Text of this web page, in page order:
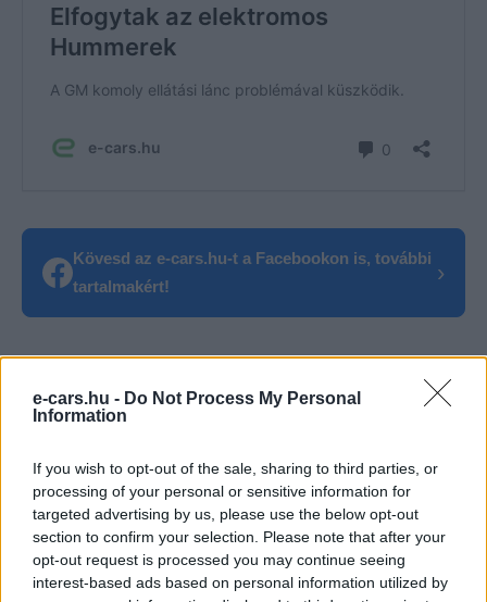
e-cars.hu - Do Not Process My Personal
Information
If you wish to opt-out of the sale, sharing to third parties, or
processing of your personal or sensitive information for
targeted advertising by us, please use the below opt-out
section to confirm your selection. Please note that after your
opt-out request is processed you may continue seeing
interest-based ads based on personal information utilized by
Kövesd az e-cars.hu-t a Facebookon is, további
tartalmakért!
›
General Motors
Hummer Sorozatgyártás